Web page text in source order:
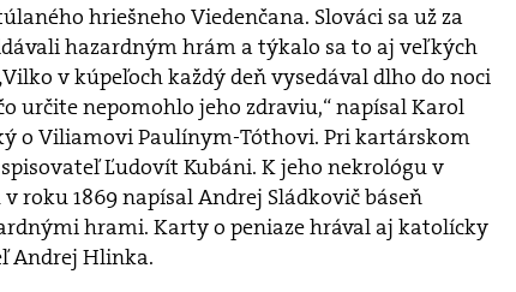
hriešneho Viedenčana. Slováci sa už za
hazardným hrám a týkalo sa to aj veľkých
v kúpeľoch každý deň vysedával dlho do noci
určite nepomohlo jeho zdraviu,“ napísal Karol
o Viliamovi Paulínym-Tóthovi. Pri kartárskom
Ľudovít Kubáni. K jeho nekrológu v
roku 1869 napísal Andrej Sládkovič báseň
hrami. Karty o peniaze hrával aj katolícky
Andrej Hlinka.